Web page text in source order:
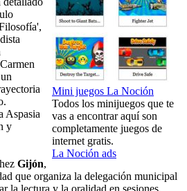
Mini juegos La Noción
Todos los minijuegos que te
vas a encontrar aquí son
completamente juegos de
internet gratis.
La Noción ads
Aspasia
y
Gijón,
que organiza la delegación municipal